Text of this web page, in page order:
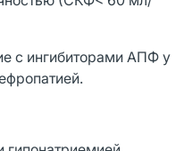
с ингибиторами АПФ у